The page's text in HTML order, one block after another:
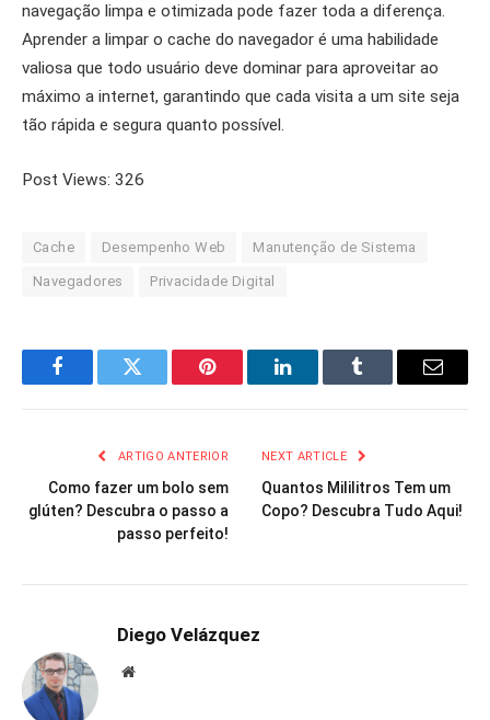
navegação limpa e otimizada pode fazer toda a diferença.
Aprender a limpar o cache do navegador é uma habilidade
valiosa que todo usuário deve dominar para aproveitar ao
máximo a internet, garantindo que cada visita a um site seja
tão rápida e segura quanto possível.
Post Views: 326
Cache Desempenho Web Manutenção de Sistema
Navegadores Privacidade Digital
FacebookTwitter Pinterest LinkedInTumblr Email
ARTIGO ANTERIOR
Como fazer um bolo sem
glúten? Descubra o passo a
passo perfeito!
NEXT ARTICLE
Quantos Mililitros Tem um
Copo? Descubra Tudo Aqui!
Diego Velázquez
Website